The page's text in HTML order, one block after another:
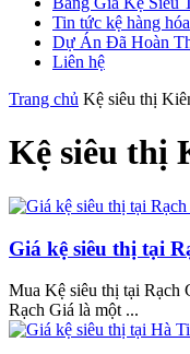
Tin tức kệ hàng hóa
Dự Án Đã Hoàn
Liên hệ
Trang chủ Kệ siêu thị
Kệ siêu thị
Giá kệ siêu thị tại
Mua Kệ siêu thị tại Rạch
Rạch Giá là một ...